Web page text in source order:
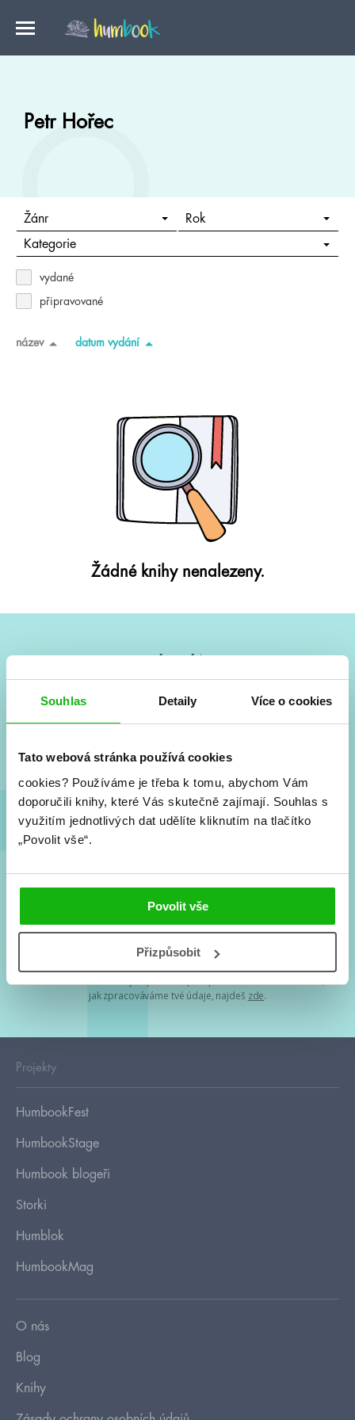
Souhlas Detaily Více o cookies
Tato webová stránka používá cookies
cookies? Používáme je třeba k tomu, abychom Vám
doporučili knihy, které Vás skutečně zajímají. Souhlas s
využitím jednotlivých dat udělíte kliknutím na tlačítko
„Povolit vše“.
Povolit vše
Přizpůsobit
Petr Hořec
Žánr Rok
Kategorie
vydané
připravované
název datum vydání
Žádné knihy nenalezeny.
Vše kolem #youngadult každý měsíc rovnou do mailu!
a seriálové adaptace a další.
Souhlasím spodmínkami zpracování osobních údajů
Tvá e-mailová adresa je u nás v bezpečí. Přečti si
jak zpracováváme tvé údaje, najdeš zde.
Projekty
HumbookFest
HumbookStage
Humbook blogeři
Storki
Humblok
HumbookMag
O nás
Blog
Knihy